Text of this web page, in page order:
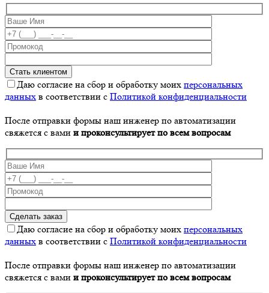
Даю согласие на сбор и обработку моих персональных
данных в соответствии с Политикой конфиденциальности
После отправки формы наш инженер по автоматизации
свяжется с вами и проконсультирует по всем вопросам
Даю согласие на сбор и обработку моих персональных
данных в соответствии с Политикой конфиденциальности
После отправки формы наш инженер по автоматизации
свяжется с вами и проконсультирует по всем вопросам